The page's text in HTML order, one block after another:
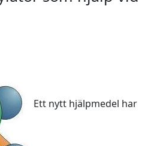
Ett nytt hjälpmedel har